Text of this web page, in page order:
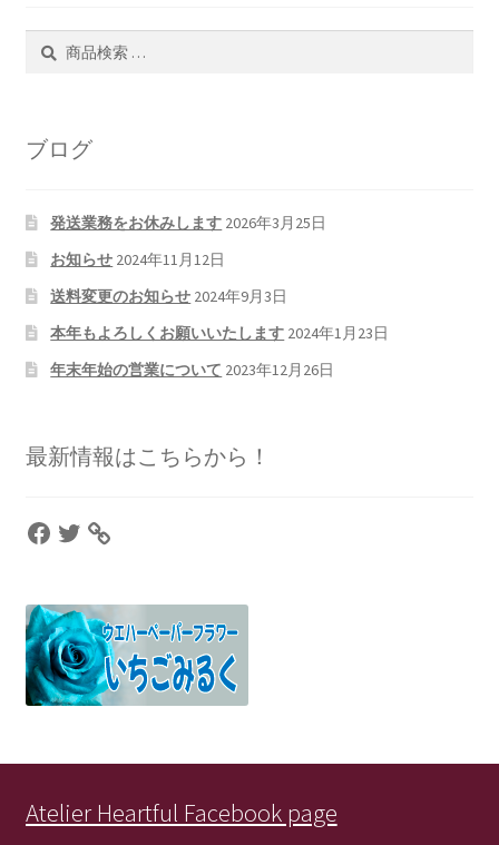
ブログ
発送業務をお休みします 2026年3月25日
お知らせ 2024年11月12日
送料変更のお知らせ 2024年9月3日
本年もよろしくお願いいたします 2024年1月23日
年末年始の営業について 2023年12月26日
最新情報はこちらから！
Facebook
Twitter
Atelier Heartful Facebook page